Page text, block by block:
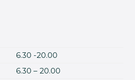
6.30 -20.00
6.30 – 20.00